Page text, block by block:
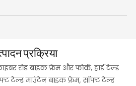
प्रक्रिया
रोड बाइक फ्रेम और फोर्क, हार्ड टेल्ड
टेल्ड माउंटेन बाइक फ्रेम, सॉफ्ट टेल्ड